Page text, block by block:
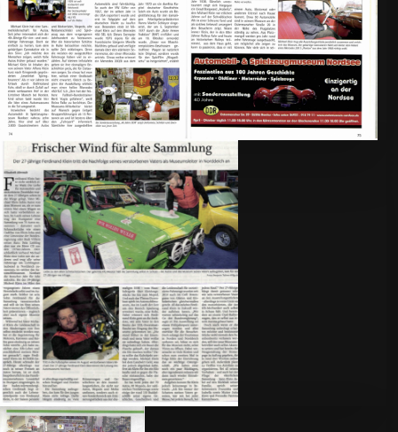
Ahoi!
Ostermarscher Str. 29
26506 Norden
0 49 31 – 91 87 911
kontakt@automuseum-nordsee.de
Öffnungszeiten
26. März bis 02. November
Täglich von 10 – 18 Uhr
ab 3. November – März
Sa, So, Feiertags, sowie in den Ferienzeiten von 11 – 18 Uhr